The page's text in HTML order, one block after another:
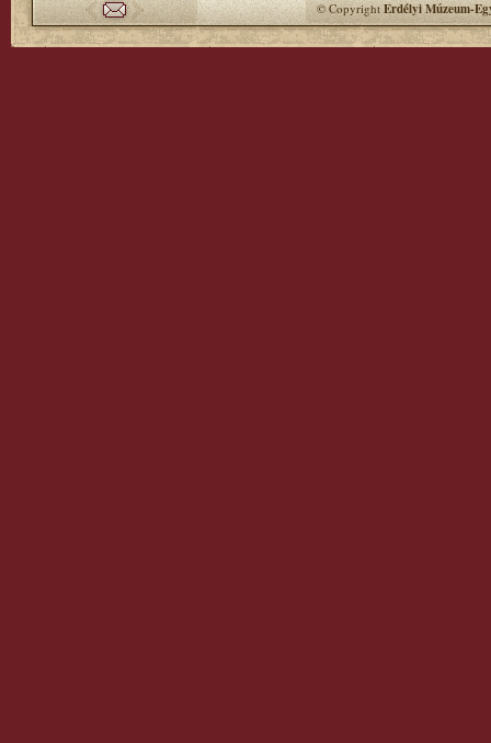
© CopyrightErdélyi Múzeum-